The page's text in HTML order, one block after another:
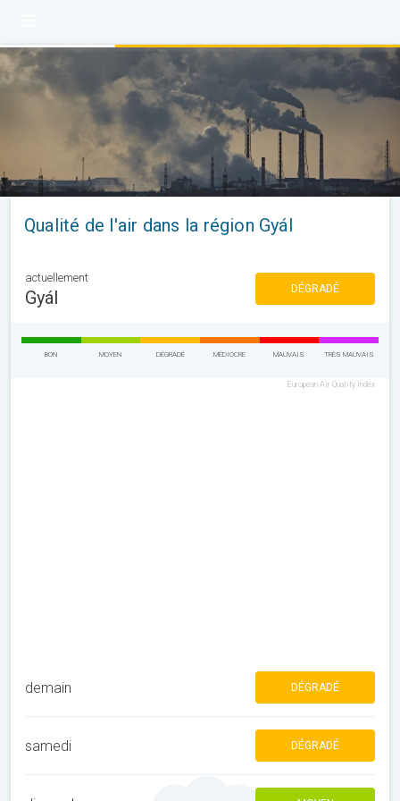
Qualité de l'air dans la région Gyál
actuellement
Gyál DÉGRADÉ
BON MOYEN DÉGRADÉ MÉDIOCRE MAUVAIS TRÈS MAUVAIS
European Air Quality Index
demain DÉGRADÉ
samedi DÉGRADÉ